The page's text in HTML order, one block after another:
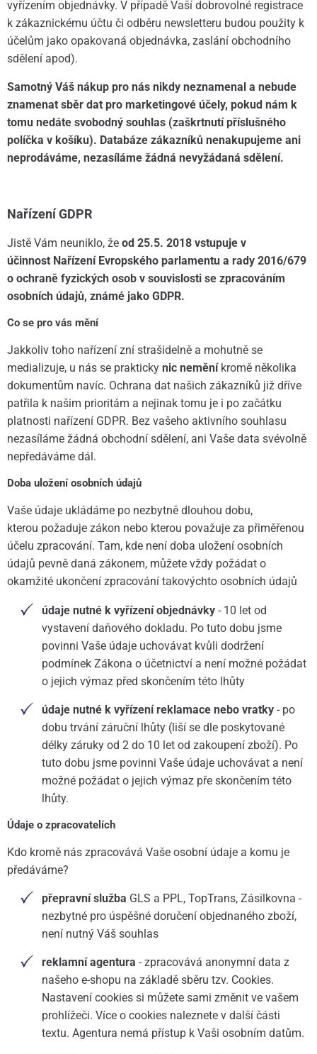
vyřízením objednávky. V případě Vaší dobrovolné registrace
k zákaznickému účtu či odběru newsletteru budou použity k
účelům jako opakovaná objednávka, zaslání obchodního
sdělení apod).
Samotný Váš nákup pro nás nikdy neznamenal a nebude
znamenat sběr dat pro marketingové účely, pokud nám k
tomu nedáte svobodný souhlas (zaškrtnutí příslušného
políčka v košíku). Databáze zákazníků nenakupujeme ani
neprodáváme, nezasíláme žádná nevyžádaná sdělení.
Nařízení GDPR
Jistě Vám neuniklo, že od 25.5. 2018 vstupuje v
účinnost Nařízení Evropského parlamentu a rady 2016/679
o ochraně fyzických osob v souvislosti se zpracováním
osobních údajů, známé jako GDPR.
Co se pro vás mění
Jakkoliv toho nařízení zní strašidelně a mohutně se
medializuje, u nás se prakticky nic neměníkromě několika
dokumentům navíc. Ochrana dat našich zákazníků již dříve
patřila k našim prioritám a nejinak tomu je i po začátku
platnosti nařízení GDPR. Bez vašeho aktivního souhlasu
nezasíláme žádná obchodní sdělení, ani Vaše data svévolně
nepředáváme dál.
Doba uložení osobních údajů
Vaše údaje ukládáme po nezbytně dlouhou dobu,
kterou požaduje zákon nebo kterou považuje za přiměřenou
účelu zpracování. Tam, kde není doba uložení osobních
údajů pevně daná zákonem, můžete vždy požádat o
okamžité ukončení zpracování takovýchto osobních údajů
údaje nutné k vyřízení objednávky- 10 let od
vystavení daňového dokladu. Po tuto dobu jsme
povinni Vaše údaje uchovávat kvůli dodržení
podmínek Zákona o účetnictví a není možné požádat
o jejich výmaz před skončením této lhůty
údaje nutné k vyřízení reklamace nebo vratky- po
dobu trvání záruční lhůty (liší se dle poskytované
délky záruky od 2 do 10 let od zakoupení zboží). Po
tuto dobu jsme povinni Vaše údaje uchovávat a není
možné požádat o jejich výmaz pře skončením této
lhůty.
Údaje o zpracovatelích
Kdo kromě nás zpracovává Vaše osobní údaje a komu je
předáváme?
přepravní služba GLS a PPL, TopTrans, Zásilkovna -
nezbytné pro úspěšné doručení objednaného zboží,
není nutný Váš souhlas
reklamní agentura - zpracovává anonymní data z
našeho e-shopu na základě sběru tzv. Cookies.
Nastavení cookies si můžete sami změnit ve vašem
prohlížeči. Více o cookies naleznete v další části
textu. Agentura nemá přístup k Vaši osobním datům.